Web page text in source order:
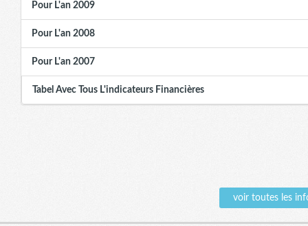
Pour L'an 2009
Pour L'an 2008
Pour L'an 2007
Tabel Avec Tous L'indicateurs Financières
voir toutes les